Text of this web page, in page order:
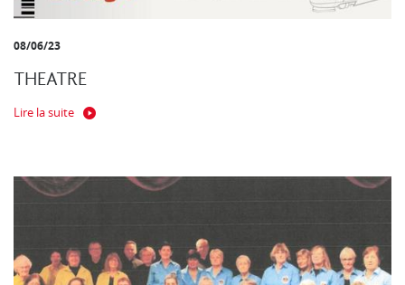
08/06/23
THEATRE
Lire la suite